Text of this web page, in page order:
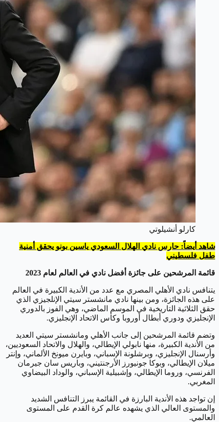
كارلو أنشيلوتي
شاهد أيضاً: حارس نادي الهلال السعودي ياسين بونو يحقق أمنية
طفل فلسطيني
قائمة المرشحين على جائزة أفضل نادي في العالم لعام 2023
يتنافس نادي الأهلي المصري مع عدد من الأندية الكبيرة في العالم
على هذه الجائزة، ومن بينها نادي مانشستر سيتي الإنلجيزي الذي
حقق الثلاثية التاريخية في الموسم الماضي، وهي الفوز بالدوري
الإنجليزي ودوري أبطال أوروبا وكأس الاتحاد الإنجليزي.
وتضم قائمة المرشحين إلى جانب الأهلي ومانشستر سيتي العديد
من الأندية الكبيرة، منها نابولي الإيطالي، والهلال والاتحاد السعوديين،
وأرسنال الإنجليزي، وبرشلونة الإسباني، وبايرن ميونخ الألماني، وإنتر
ميلان الإيطالي، وبوكا جونيورز الأرجنتيني، وباريس سان جيرمان
الفرنسي، وروما الإيطالي، وإشبيلية الإسباني، والوداد البيضاوي
المغربي.
إن تواجد هذه الأندية البارزة في القائمة يبرز التنافس الشديد
والمستوى العالي الذي يشهده عالم كرة القدم على المستوى
العالمي.